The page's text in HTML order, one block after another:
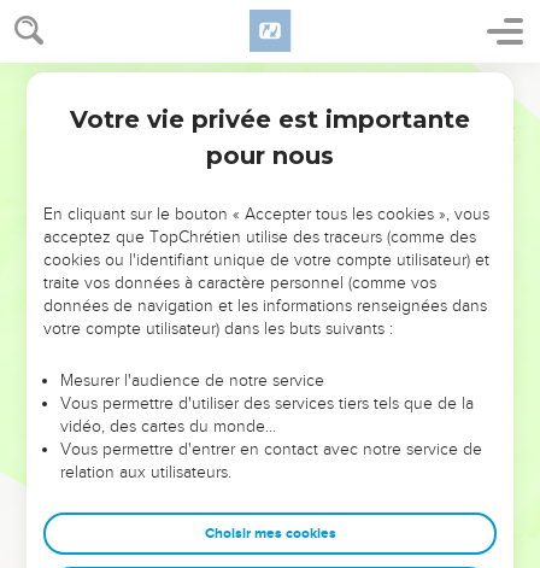
NE MANQUEZ PAS L’ÉVÉNEMENT
DE L’ANNÉE !
ET SI LEURS ERREURS POUVAIENT VOUS ÉVITER LES
VOTRES ?
leur foi ou leur vision. Mais on voit moins les doutes, les erreurs
et les saisons difficiles qu'ils ont traversés, alors même que ce
sont elles qui les ont façonnés.
Dans cette conférence, leaders, entrepreneurs, et responsables
clés pour avancer avec plus de sagesse afin que leurs erreurs
deviennent vos tremplins. Que vous guidiez un ministère, une
Votre vie privée est importante
pour nous
En cliquant sur le bouton « Accepter tous les cookies », vous
acceptez que TopChrétien utilise des traceurs (comme des
cookies ou l'identifiant unique de votre compte utilisateur) et
traite vos données à caractère personnel (comme vos
données de navigation et les informations renseignées dans
votre compte utilisateur) dans les buts suivants :
Mesurer l'audience de notre service
Vous permettre d'utiliser des services tiers tels que de la
vidéo, des cartes du monde…
Vous permettre d'entrer en contact avec notre service de
relation aux utilisateurs.
Choisir mes cookies